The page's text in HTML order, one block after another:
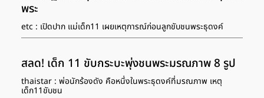
พระ
etc : เปิดปาก แม่เด็ก11 เผยเหตุการณ์ก่อนลูกขับชนพระธุดงค์
สลด! เด็ก 11 ขับกระบะพุ่งชนพระมรณภาพ 8 รูป
thaistar : พ่อนักร้องดัง คือหนึ่งในพระธุดงค์ที่มรณภาพ เหตุ
เด็ก11ขับชน